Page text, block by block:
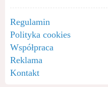
Regulamin
Polityka cookies
Współpraca
Reklama
Kontakt